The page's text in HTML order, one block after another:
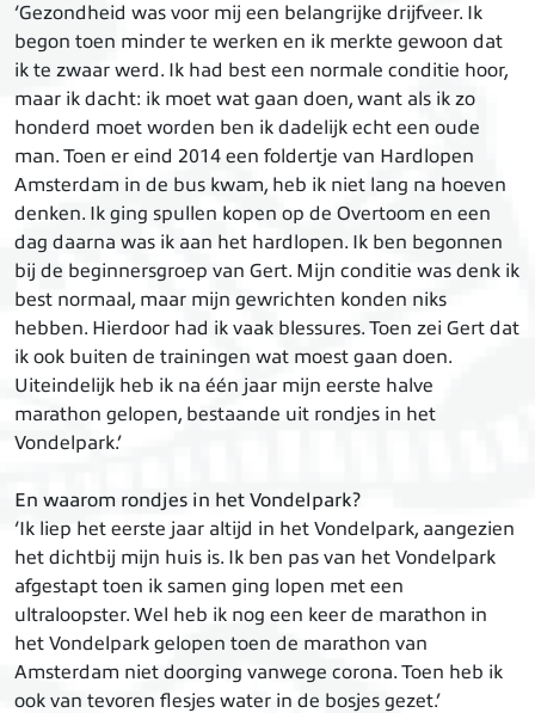
‘Gezondheid was voor mij een belangrijke drijfveer. Ik
begon toen minder te werken en ik merkte gewoon dat
ik te zwaar werd. Ik had best een normale conditie hoor,
maar ik dacht: ik moet wat gaan doen, want als ik zo
honderd moet worden ben ik dadelijk echt een oude
man. Toen er eind 2014 een foldertje van Hardlopen
Amsterdam in de bus kwam, heb ik niet lang na hoeven
denken. Ik ging spullen kopen op de Overtoom en een
dag daarna was ik aan het hardlopen. Ik ben begonnen
bij de beginnersgroep van Gert. Mijn conditie was denk ik
best normaal, maar mijn gewrichten konden niks
hebben. Hierdoor had ik vaak blessures. Toen zei Gert dat
ik ook buiten de trainingen wat moest gaan doen.
Uiteindelijk heb ik na één jaar mijn eerste halve
marathon gelopen, bestaande uit rondjes in het
Vondelpark.’
En waarom rondjes in het Vondelpark?
‘Ik liep het eerste jaar altijd in het Vondelpark, aangezien
het dichtbij mijn huis is. Ik ben pas van het Vondelpark
afgestapt toen ik samen ging lopen met een
ultraloopster. Wel heb ik nog een keer de marathon in
het Vondelpark gelopen toen de marathon van
Amsterdam niet doorging vanwege corona. Toen heb ik
ook van tevoren flesjes water in de bosjes gezet.’